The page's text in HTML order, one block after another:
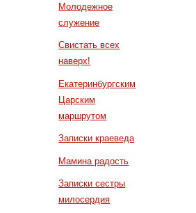
Молодежное
служение
Свистать всех
наверх!
Екатеринбургским
Царским
маршрутом
Записки краеведа
Мамина радость
Записки сестры
милосердия